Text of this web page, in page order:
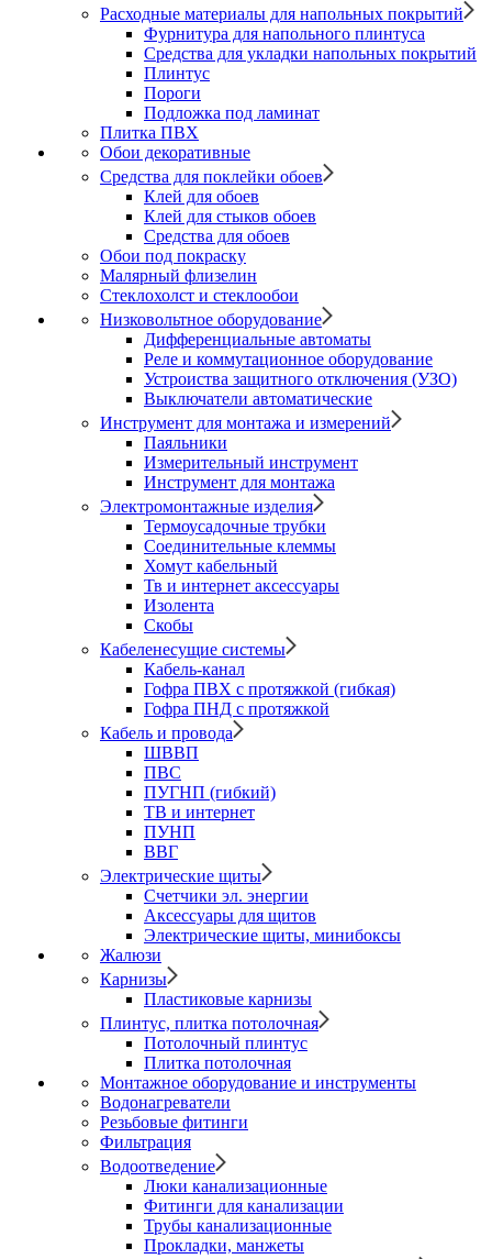
Расходные материалы для напольных покрытий
Фурнитура для напольного плинтуса
Средства для укладки напольных покрытий
Плинтус
Пороги
Подложка под ламинат
Плитка ПВХ
Обои декоративные
Средства для поклейки обоев
Клей для обоев
Клей для стыков обоев
Средства для обоев
Обои под покраску
Малярный флизелин
Стеклохолст и стеклообои
Низковольтное оборудование
Дифференциальные автоматы
Реле и коммутационное оборудование
Устроиства защитного отключения (УЗО)
Выключатели автоматические
Инструмент для монтажа и измерений
Паяльники
Измерительный инструмент
Инструмент для монтажа
Электромонтажные изделия
Термоусадочные трубки
Соединительные клеммы
Хомут кабельный
Тв и интернет аксессуары
Изолента
Скобы
Кабеленесущие системы
Кабель-канал
Гофра ПВХ с протяжкой (гибкая)
Гофра ПНД с протяжкой
Кабель и провода
ШВВП
ПВС
ПУГНП (гибкий)
ТВ и интернет
ПУНП
ВВГ
Электрические щиты
Счетчики эл. энергии
Аксессуары для щитов
Электрические щиты, минибоксы
Жалюзи
Карнизы
Пластиковые карнизы
Плинтус, плитка потолочная
Потолочный плинтус
Плитка потолочная
Монтажное оборудование и инструменты
Водонагреватели
Резьбовые фитинги
Фильтрация
Водоотведение
Люки канализационные
Фитинги для канализации
Трубы канализационные
Прокладки, манжеты